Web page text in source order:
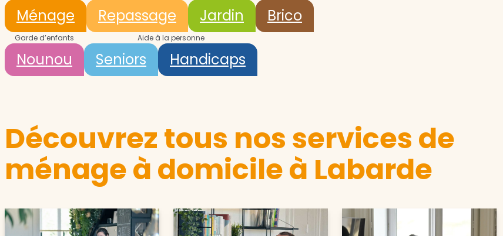
Ménage Repassage Jardin Brico
Garde d’enfants
Nounou
Aide à la personne
Seniors Handicaps
Découvrez tous nos services de
ménage à domicile à Labarde